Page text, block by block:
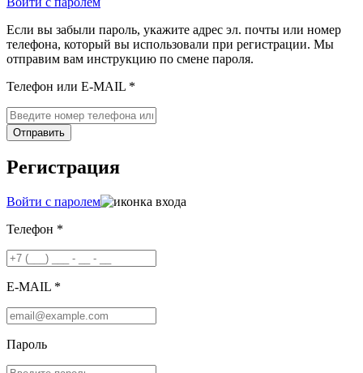
Если вы забыли пароль, укажите адрес эл. почты или номер
телефона, который вы использовали при регистрации. Мы
отправим вам инструкцию по смене пароля.
Телефон или E-MAIL *
Отправить
Регистрация
Войти с паролем
Телефон *
E-MAIL *
Пароль